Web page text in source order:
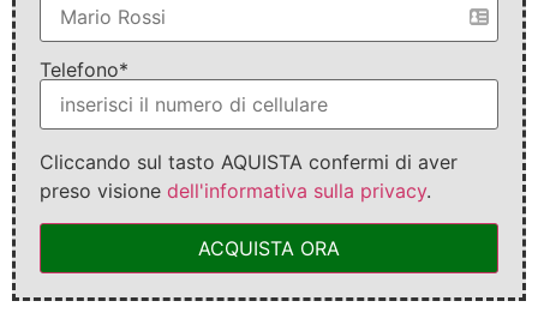
Telefono*
Cliccando sul tasto AQUISTA confermi di aver
preso visione dell'informativa sulla privacy.
ACQUISTA ORA